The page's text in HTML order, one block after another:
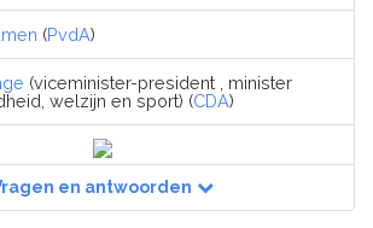
(PvdA)
(viceminister-president , minister
welzijn en sport) (CDA)
en antwoorden